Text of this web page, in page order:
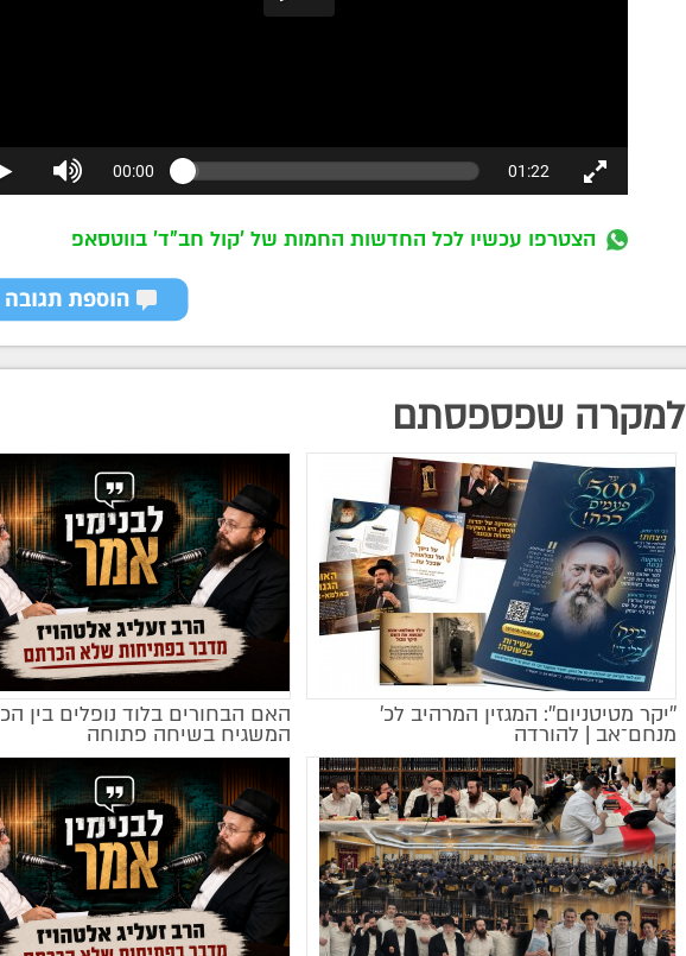
הצטרפו עכשיו לכל החדשות החמות של 'קול חב"ד' בווטסאפ
למקרה שפספסתם
מקודם
''יקר מטיטניום'': המגזין המרהיב לכ’
מנחם־אב | להורדה
מקודם
האם הבחורים בלוד נופלים בין
המשגיח בשיחה פתוחה